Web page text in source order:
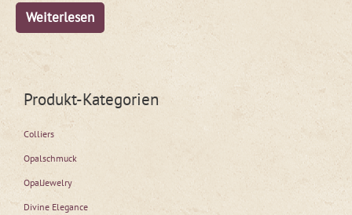
Weiterlesen
Produkt-Kategorien
Colliers
Opalschmuck
OpalJewelry
Divine Elegance